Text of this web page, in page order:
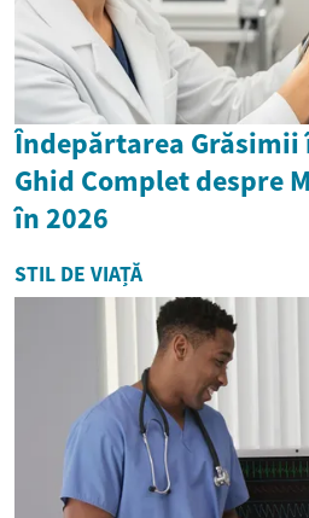
Îndepărtarea Grăsimii
Ghid Complet despre
în 2026
STIL DE VIAȚĂ